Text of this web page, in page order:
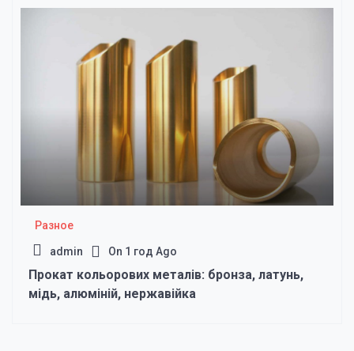
Разное
admin On 1 год Ago
Прокат кольорових металів: бронза, латунь,
мідь, алюміній, нержавійка